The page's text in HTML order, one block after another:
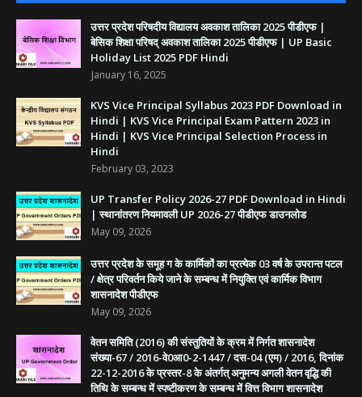
उत्तर प्रदेश परिषदीय विद्यालय अवकाश तालिका 2025 पीडीएफ |
बेसिक शिक्षा परिषद् अवकाश तालिका 2025 पीडीएफ | UP Basic
Holiday List 2025 PDF Hindi
January 16, 2025
KVS Vice Principal Syllabus 2023 PDF Download in
Hindi | KVS Vice Principal Exam Pattern 2023 in
Hindi | KVS Vice Principal Selection Process in
Hindi
February 03, 2023
UP Transfer Policy 2026-27 PDF Download in Hindi
| स्थानांतरण नियमावली UP 2026-27 पीडीएफ डाउनलोड
May 09, 2026
उत्तर प्रदेश के समूह ग के कार्मिकों का प्रत्येक 03 वर्ष के उपरान्त पटल
/ क्षेत्र परिवर्तन किये जाने के सम्बन्ध में नियुक्ति एवं कार्मिक विभाग
शासनादेश पीडीएफ
May 09, 2026
वेतन समिति (2016) की संस्तुतियों के क्रम में निर्गत शासनादेश
संख्या-67 / 2016-वे0आ0-2-1447 / दस-04 (एम) / 2016, दिनांक
22-12-2016 के प्रस्तर-8 के अंतर्गत् अनुमन्य अगली वेतन वृद्धि की
तिथि के सम्बन्ध में स्पष्टीकरण के सम्बन्ध में वित्त विभाग शासनादेश